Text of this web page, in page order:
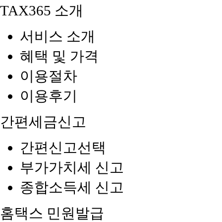
TAX365 소개
서비스 소개
혜택 및 가격
이용절차
이용후기
간편세금신고
간편신고선택
부가가치세 신고
종합소득세 신고
홈택스 민원발급